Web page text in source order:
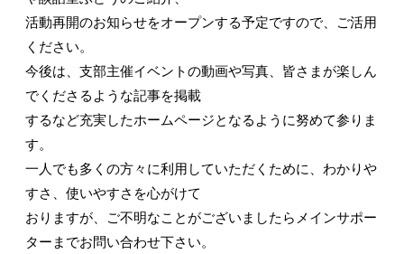
活動再開のお知らせをオープンする予定ですので、ご活用
ください。
今後は、支部主催イベントの動画や写真、皆さまが楽しん
でくださるような記事を掲載
するなど充実したホームページとなるように努めて参りま
す。
一人でも多くの方々に利用していただくために、わかりや
すさ、使いやすさを心がけて
おりますが、ご不明なことがございましたらメインサポー
ターまでお問い合わせ下さい。